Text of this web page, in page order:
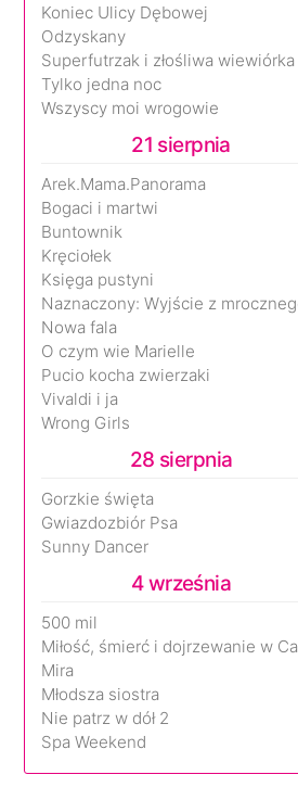
Koniec Ulicy Dębowej
Odzyskany
Superfutrzak i złośliwa wiewiórka
Tylko jedna noc
Wszyscy moi wrogowie
21 sierpnia
Arek.Mama.Panorama
Bogaci i martwi
Buntownik
Kręciołek
Księga pustyni
Nowa fala
O czym wie Marielle
Pucio kocha zwierzaki
Vivaldi i ja
Wrong Girls
28 sierpnia
Gorzkie święta
Gwiazdozbiór Psa
Sunny Dancer
4 września
500 mil
Mira
Młodsza siostra
Nie patrz w dół 2
Spa Weekend